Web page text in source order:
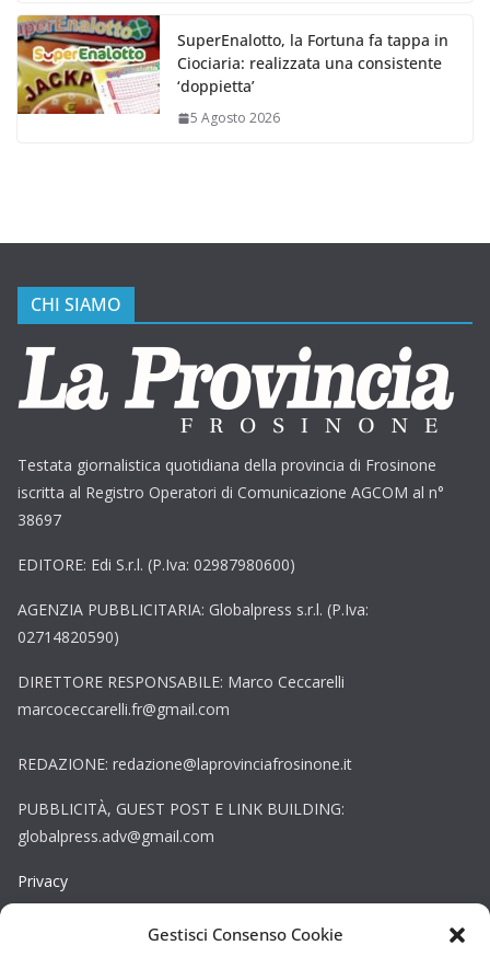
Gestisci Consenso Cookie
SuperEnalotto, la Fortuna fa tappa in
Ciociaria: realizzata una consistente
‘doppietta’
5 Agosto 2026
CHI SIAMO
Testata giornalistica quotidiana della provincia di Frosinone
iscritta al Registro Operatori di Comunicazione AGCOM al n°
38697
EDITORE: Edi S.r.l. (P.Iva: 02987980600)
AGENZIA PUBBLICITARIA: Globalpress s.r.l. (P.Iva:
02714820590)
DIRETTORE RESPONSABILE: Marco Ceccarelli
marcoceccarelli.fr@gmail.com
REDAZIONE: redazione@laprovinciafrosinone.it
PUBBLICITÀ, GUEST POST E LINK BUILDING:
globalpress.adv@gmail.com
Privacy